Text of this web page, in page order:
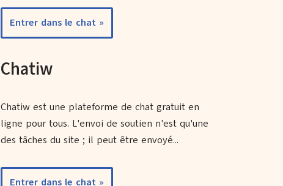
Entrer dans le chat »
Chatiw
Chatiw est une plateforme de chat gratuit en
ligne pour tous. L'envoi de soutien n'est qu'une
des tâches du site ; il peut être envoyé...
Entrer dans le chat »